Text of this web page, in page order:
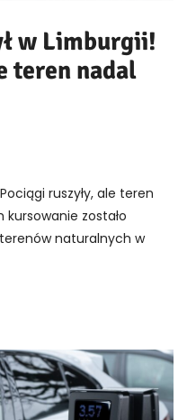
w Limburgii!
teren nadal
ruszyły, ale teren
zostało
naturalnych w